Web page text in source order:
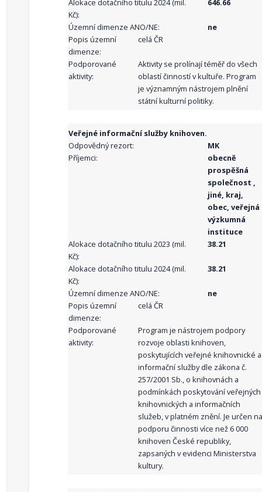
Alokace dotačního titulu 2024 (mil.
Kč):
646.66
Územní dimenze ANO/NE:
ne
Popis územní
dimenze:
celá ČR
Podporované
aktivity:
Aktivity se prolínají téměř do všech
oblastí činností v kultuře. Program
je významným nástrojem plnění
státní kulturní politiky.
Veřejné informační služby knihoven.
Odpovědný rezort:
MK
Příjemci:
obecně
prospěšná
společnost ,
jiné, kraj,
obec, veřejná
výzkumná
instituce
Alokace dotačního titulu 2023 (mil.
Kč):
38.21
Alokace dotačního titulu 2024 (mil.
Kč):
38.21
Územní dimenze ANO/NE:
ne
Popis územní
dimenze:
celá ČR
Podporované
aktivity:
Program je nástrojem podpory
rozvoje oblasti knihoven,
poskytujících veřejné knihovnické a
informační služby dle zákona č.
257/2001 Sb., o knihovnách a
podmínkách poskytování veřejných
knihovnických a informačních
služeb, v platném znění. Je určen na
podporu činnosti více než 6 000
knihoven České republiky,
zapsaných v evidenci Ministerstva
kultury.